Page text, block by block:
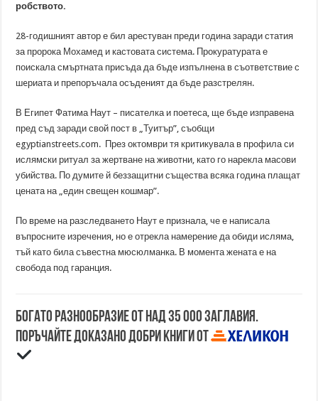
робството.
28-годишният автор е бил арестуван преди година заради статия
за пророка Мохамед и кастовата система. Прокуратурата е
поискала смъртната присъда да бъде изпълнена в съответствие с
шeриата и препоръчала осъденият да бъде разстрелян.
В Египет Фатима Наут – писателка и поетеса, ще бъде изправена
пред съд заради свой пост в „Туитър”, съобщи
egyptianstreets.com. През октомври тя критикувала в профила си
ислямски ритуал за жертване на животни, като го нарекла масови
убийства. По думите й беззащитни същества всяка година плащат
цената на „един свещен кошмар”.
По време на разследването Наут е признала, че е написала
въпросните изречения, но е отрекла намерение да обиди исляма,
тъй като била съвестна мюсюлманка. В момента жената е на
свобода под гаранция.
Богато разнообразие от над 35 000 заглавия.
Поръчайте доказано добри книги от